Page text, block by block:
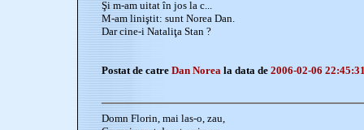
Şi m-am uitat în jos la c...
M-am liniştit: sunt Norea Dan.
Dar cine-i Nataliţa Stan ?
Postat de catre Dan Norea la data de 2006-02-06
Domn Florin, mai las-o, zau,